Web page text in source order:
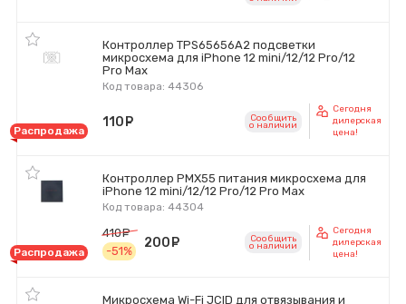
Контроллер TPS65656A2 подсветки
микросхема для iPhone 12 mini/12/12 Pro/12
Pro Max
Код товара: 44306
Распродажа
110 Сообщить
o наличии
Сегодня
дилерская
цена!
Контроллер PMX55 питания микросхема для
iPhone 12 mini/12/12 Pro/12 Pro Max
Код товара: 44304
Распродажа
410
-51%
200 руб.Сообщить
o наличии
Сегодня
дилерская
цена!
Микросхема Wi-Fi JCID для отвязывания и